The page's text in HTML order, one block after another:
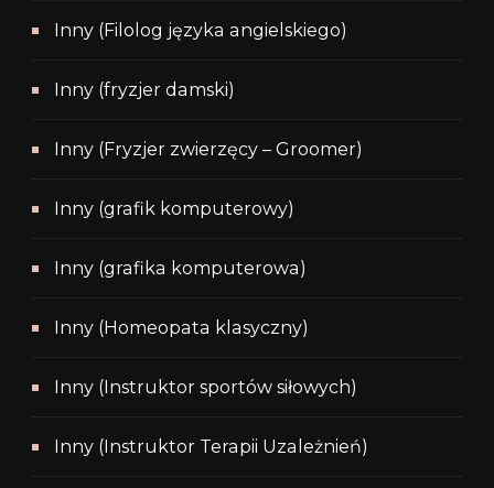
Inny (Filolog języka angielskiego)
Inny (fryzjer damski)
Inny (Fryzjer zwierzęcy – Groomer)
Inny (grafik komputerowy)
Inny (grafika komputerowa)
Inny (Homeopata klasyczny)
Inny (Instruktor sportów siłowych)
Inny (Instruktor Terapii Uzależnień)